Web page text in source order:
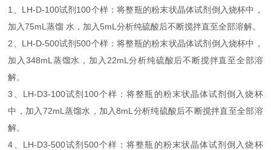
1、LH-D-100试剂100个样：将整瓶的粉末状晶体试剂倒入烧杯中，
加入75mL蒸馏 水，加入5mL分析纯硫酸后不断搅拌直至全部溶解。
2、LH-D-500试剂500个样：将整瓶的粉末状晶体试剂倒入烧杯中，
加入348mL蒸馏水，加入22mL分析纯硫酸后不断搅拌直至全部溶
解。
3、LH-D3-100试剂100个样：将整瓶的粉末状晶体试剂倒入烧杯
中，加入72mL蒸馏水，加入8mL分析纯硫酸后不断搅拌直至全部溶
解。
4、LH-D3-500试剂500个样：将整瓶的粉末状晶体试剂倒入烧杯